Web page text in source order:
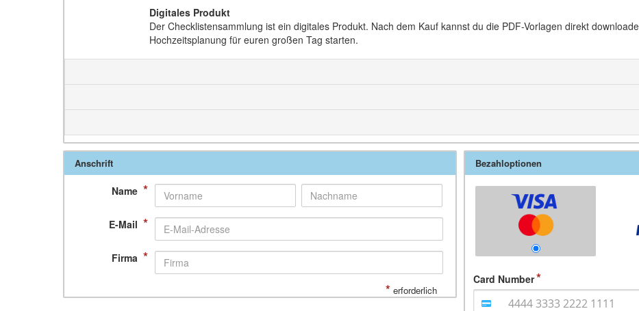
Digitales Produkt
Der Checklistensammlung ist ein digitales Produkt. Nach dem Kauf kannst du die PDF-Vorlagen direkt
Hochzeitsplanung für euren großen Tag starten.
Anschrift
Name *
E-Mail *
Firma *
* erforderlich
Bezahloptionen
Card Number